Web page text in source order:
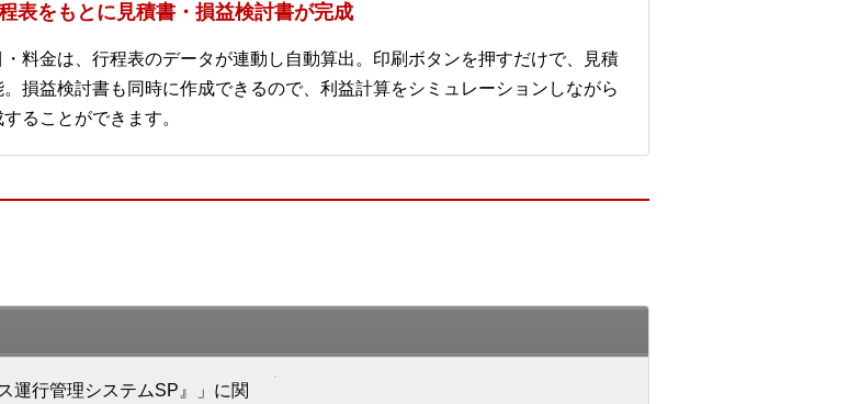
表をもとに見積書・損益検討書が完成
・料金は、行程表のデータが連動し自動算出。印刷ボタンを押すだけで、見積
損益検討書も同時に作成できるので、利益計算をシミュレーションしながら
ることができます。
運行管理システムSP』」に関